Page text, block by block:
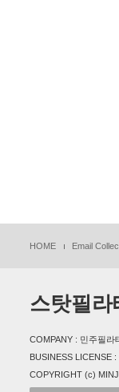
HOME Email
스탓필라
COMPANY : 민주필라
BUSINESS LICENSE
COPYRIGHT (c)